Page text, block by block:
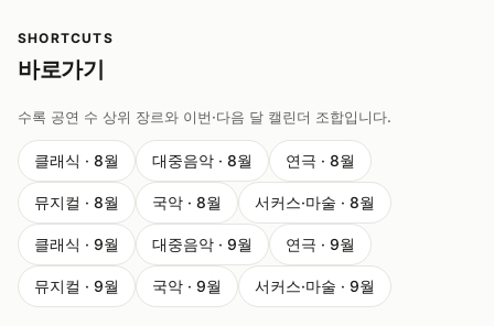
SHORTCUTS
바로가기
수록 공연 수 상위 장르와 이번·다음 달 캘린더 조합입니다.
클래식 · 8월 대중음악 · 8월 연극 · 8월
뮤지컬 · 8월 국악 · 8월 서커스·마술 · 8월
클래식 · 9월 대중음악 · 9월 연극 · 9월
뮤지컬 · 9월 국악 · 9월 서커스·마술 · 9월